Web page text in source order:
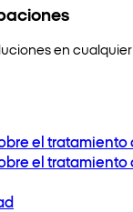
en
el
el